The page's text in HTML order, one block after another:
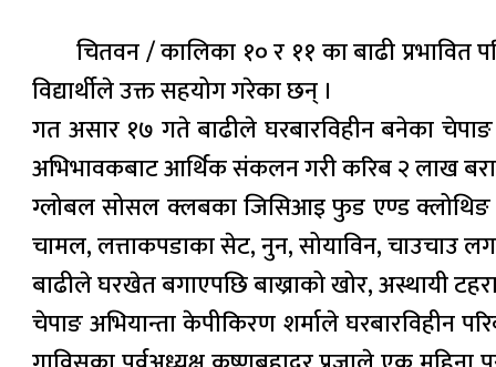
चितवन / कालिका १० र ११ का बाढी प्रभावित
विद्यार्थीले उक्त सहयोग गरेका छन् ।
गत असार १७ गते बाढीले घरबारविहीन बनेका
अभिभावकबाट आर्थिक संकलन गरी करिब २ लाख
ग्लोबल सोसल क्लबका जिसिआइ फुड एण्ड क्लोथिङ
चामल, लत्ताकपडाका सेट, नुन, सोयाविन, चाउचाउ
बाढीले घरखेत बगाएपछि बाख्राको खोर, अस्थायी
चेपाङ अभियान्ता केपीकिरण शर्माले घरबारविहीन